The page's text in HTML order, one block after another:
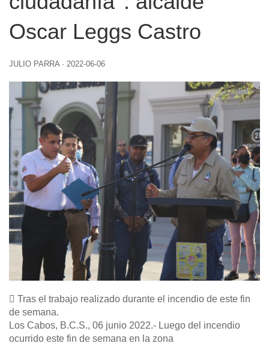
Oscar Leggs Castro
JULIO PARRA · 2022-06-06
 Tras el trabajo realizado durante el incendio de este fin
de semana.
Los Cabos, B.C.S., 06 junio 2022.- Luego del incendio
ocurrido este fin de semana en la zona